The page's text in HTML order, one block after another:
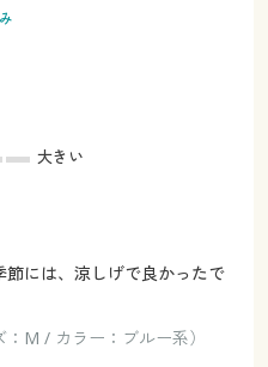
大きい
には、涼しげで良かったで
M / カラー：ブルー系）